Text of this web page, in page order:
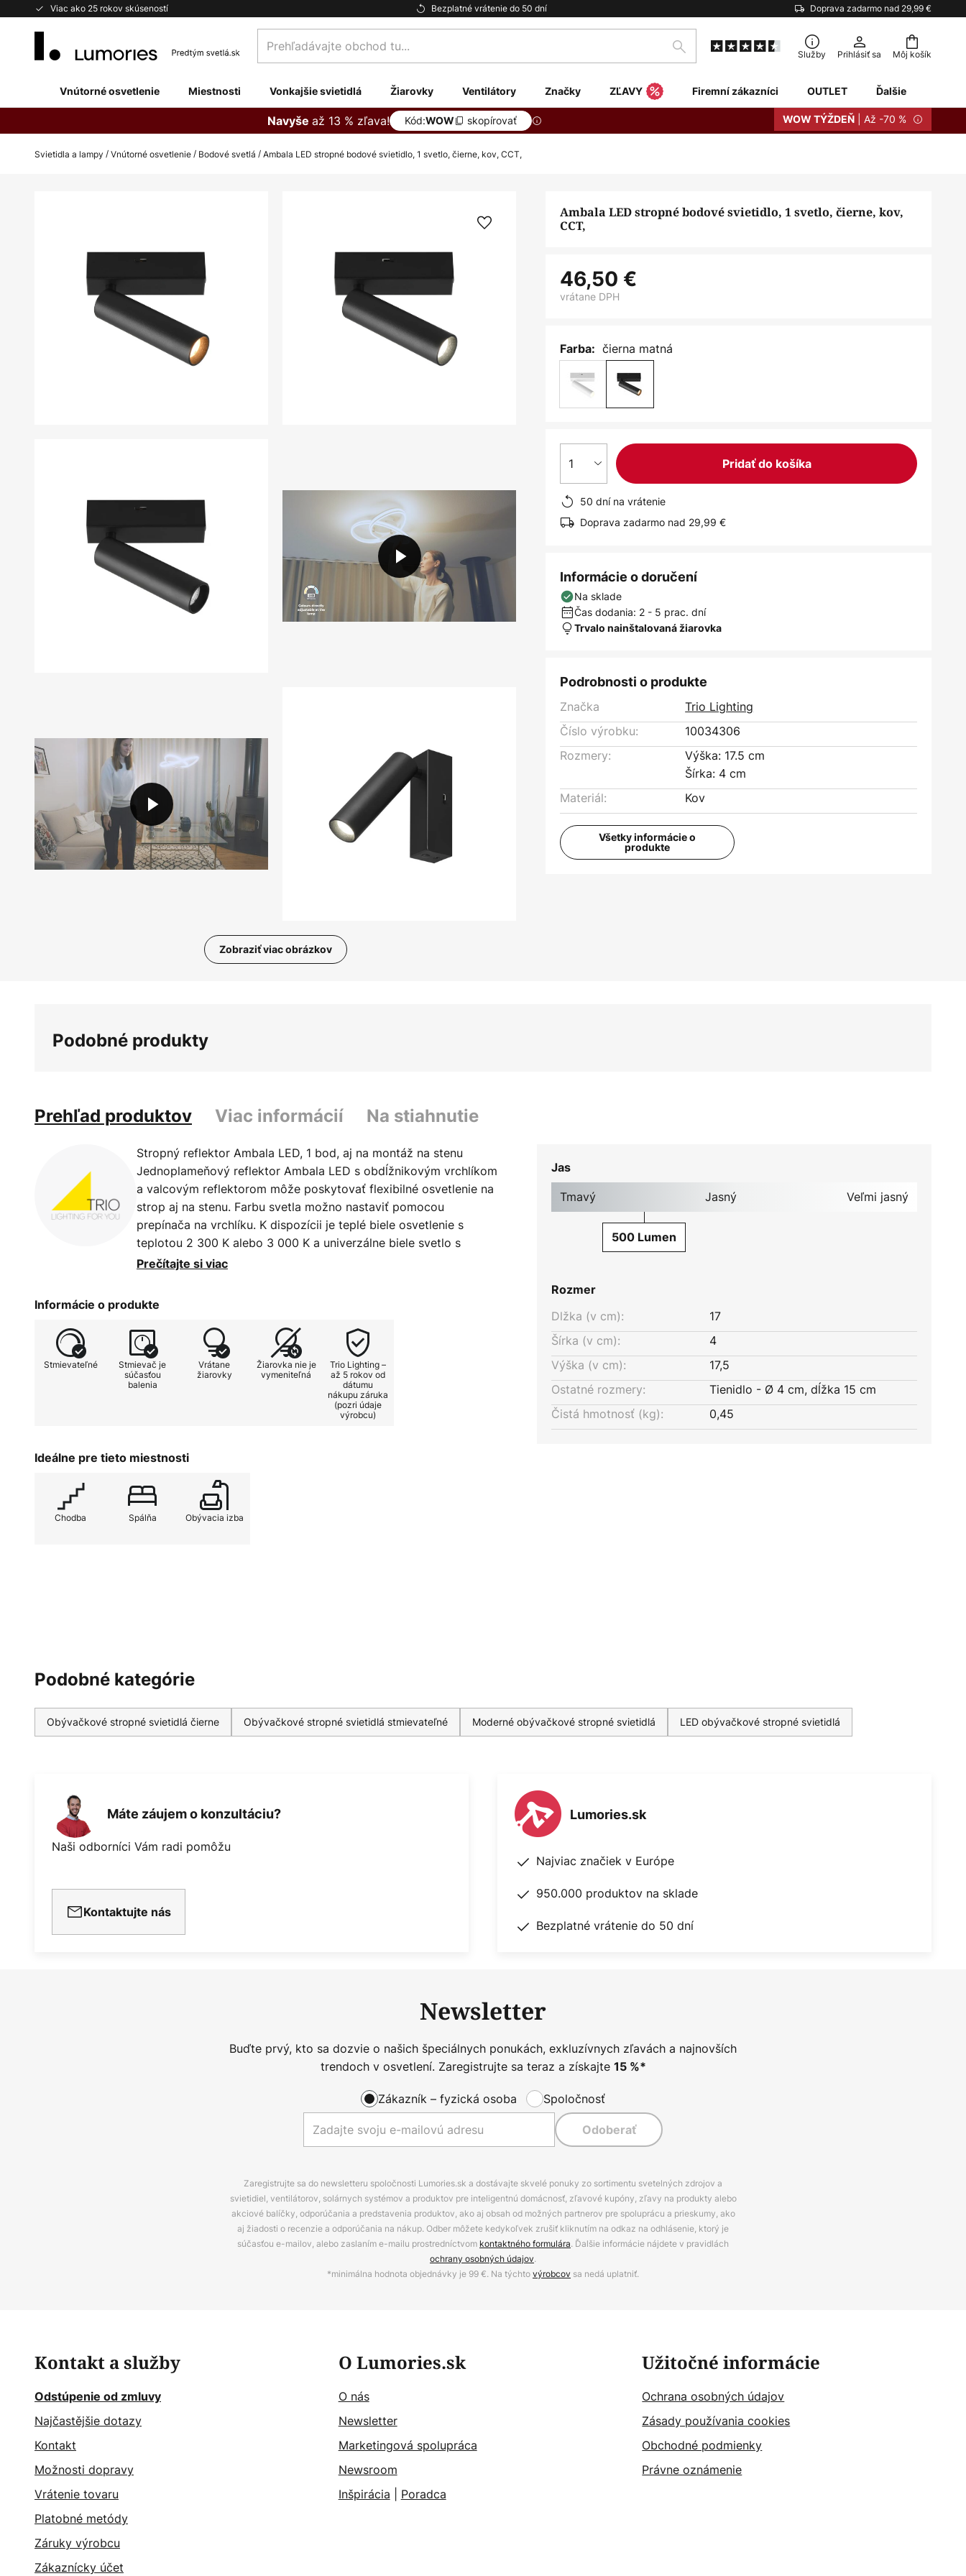
Viac ako 25 rokov skúseností Bezplatné vrátenie do 50 dní Doprava zadarmo nad 29,99 €
Skip
Môj košík
Prehľadávajte
obchod
Hľadať Služby Prihlásiť sa
Vnútorné osvetlenie Miestnosti Vonkajšie svietidlá Žiarovky Ventilátory Značky ZĽAVY Firemní zákazníci OUTLET Ďalšie
Navyše až 13 % zľava! Kód:WOW skopírovať WOW TÝŽDEŇ | Až -70 %
Svietidla a lampy Vnútorné osvetlenie Bodové svetlá Ambala LED stropné bodové svietidlo, 1 svetlo, čierne, kov, CCT,
Zobraziť viac obrázkov
obrázkov
Ambala LED stropné bodové svietidlo, 1 svetlo, čierne, kov,
CCT,
46,50 €
vrátane DPH
Farba: čierna matná
1 Pridať do košíka
50 dní na vrátenie
Doprava zadarmo nad 29,99 €
Informácie o doručení
Na sklade
Čas dodania: 2 - 5 prac. dní
Trvalo nainštalovaná žiarovka
Podrobnosti o produkte
Značka
Trio Lighting
Číslo výrobku:
10034306
Rozmery:
Výška: 17.5 cm
Šírka: 4 cm
Materiál:
Kov
Všetky informácie o
produkte
Podobné produkty
Prehľad produktov Viac informácií Na stiahnutie
Stropný reflektor Ambala LED, 1 bod, aj na montáž na stenu
Jednoplameňový reflektor Ambala LED s obdĺžnikovým vrchlíkom
a valcovým reflektorom môže poskytovať flexibilné osvetlenie na
strop aj na stenu. Farbu svetla možno nastaviť pomocou
prepínača na vrchlíku. K dispozícii je teplé biele osvetlenie s
teplotou 2 300 K alebo 3 000 K a univerzálne biele svetlo s
teplotou 4 000 K. Svetlo sa dá stmievať aj pomocou existujúceho
niekoľkonásobným stlačením možno svetlo prepnúť na tri úrovne
jasu (100 %, 50 %, 25 %, vypnuté).
Prečítajte si viac
Informácie o produkte
Stmievateľné
Stmievač je
súčasťou
balenia
Vrátane
žiarovky
Žiarovka nie je
vymeniteľná
Trio Lighting –
až 5 rokov od
dátumu
nákupu záruka
(pozri údaje
výrobcu)
Ideálne pre tieto miestnosti
Chodba Spálňa Obývacia izba
Jas
Tmavý Jasný Veľmi jasný
500 Lumen
Rozmer
Dlžka (v cm):
17
Šírka (v cm):
4
Výška (v cm):
17,5
Ostatné rozmery:
Tienidlo - Ø 4 cm, dĺžka 15 cm
Čistá hmotnosť (kg):
0,45
Podobné kategórie
Obývačkové stropné svietidlá čierne Obývačkové stropné svietidlá stmievateľné Moderné obývačkové stropné svietidlá LED obývačkové stropné svietidlá
Máte záujem o konzultáciu?
Naši odborníci Vám radi pomôžu
Kontaktujte nás
Lumories.sk
Najviac značiek v Európe
950.000 produktov na sklade
Bezplatné vrátenie do 50 dní
Newsletter
Buďte prvý, kto sa dozvie o našich špeciálnych ponukách, exkluzívnych zľavách a najnovších
trendoch v osvetlení. Zaregistrujte sa teraz a získajte 15%*
Zákazník – fyzická osoba Spoločnosť
Odoberať
Zaregistrujte sa do newsletteru spoločnosti Lumories.sk a dostávajte skvelé ponuky zo sortimentu svetelných zdrojov a
svietidiel, ventilátorov, solárnych systémov a produktov pre inteligentnú domácnosť, zľavové kupóny, zľavy na produkty alebo
akciové balíčky, odporúčania a predstavenia produktov, ako aj obsah od možných partnerov pre spoluprácu a prieskumy, ako
aj žiadosti o recenzie a odporúčania na nákup. Odber môžete kedykoľvek zrušiť kliknutím na odkaz na odhlásenie, ktorý je
súčasťou e-mailov, alebo zaslaním e-mailu prostredníctvom kontaktného formulára. Ďalšie informácie nájdete v pravidlách
ochrany osobných údajov.
*minimálna hodnota objednávky je 99 €. Na týchtovýrobcov sa nedá uplatniť.
Kontakt a služby
Odstúpenie od zmluvy
Najčastějšie dotazy
Kontakt
Možnosti dopravy
Vrátenie tovaru
Platobné metódy
Záruky výrobcu
Zákaznícky účet
O Lumories.sk
O nás
Newsletter
Marketingová spolupráca
Newsroom
Inšpirácia
Poradca
Užitočné informácie
Ochrana osobných údajov
Zásady používania cookies
Obchodné podmienky
Právne oznámenie